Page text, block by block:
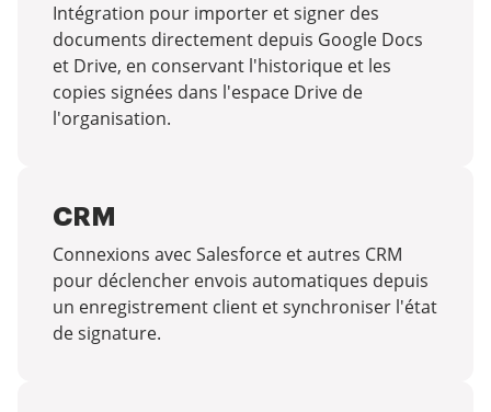
Intégration pour importer et signer des
documents directement depuis Google Docs
et Drive, en conservant l'historique et les
copies signées dans l'espace Drive de
l'organisation.
CRM
Connexions avec Salesforce et autres CRM
pour déclencher envois automatiques depuis
un enregistrement client et synchroniser l'état
de signature.